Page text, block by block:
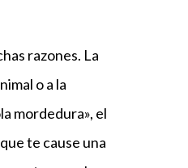
razones. La
o a la
mordedura», el
te cause una